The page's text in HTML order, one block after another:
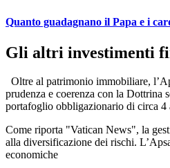
Quanto guadagnano il Papa e i
Gli altri investimenti
Oltre al patrimonio immobiliare,
prudenza e coerenza con la Dottrina
portafoglio obbligazionario di circa 4
Come riporta "Vatican News", la
alla diversificazione dei rischi.
economiche